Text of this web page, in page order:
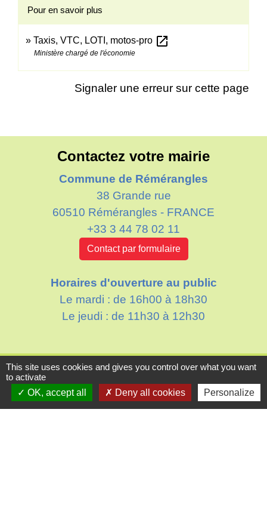
Pour en savoir plus
Taxis, VTC, LOTI, motos-pro open_in_new
Ministère chargé de l'économie
Signaler une erreur sur cette page
Contactez votre mairie
Commune de Rémérangles
38 Grande rue
60510 Rémérangles - FRANCE
+33 3 44 78 02 11
Contact par formulaire
Horaires d'ouverture au public
Le mardi : de 16h00 à 18h30
Le jeudi : de 11h30 à 12h30
Liens
Oise mobilité
Agence nationale des titres sécurisés
This site uses cookies and gives you control over what you want
to activate
OK, accept all
Deny all cookies Personalize